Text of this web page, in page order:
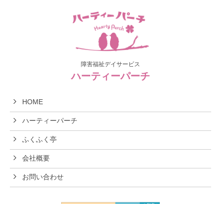
障害福祉デイサービス
ハーティーパーチ
HOME
ハーティーパーチ
ふくふく亭
会社概要
お問い合わせ